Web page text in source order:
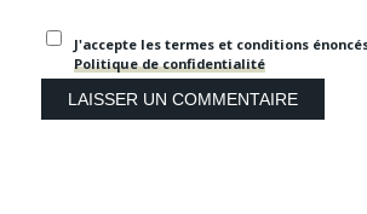
J'accepte les termes et conditions
Politique de confidentialité